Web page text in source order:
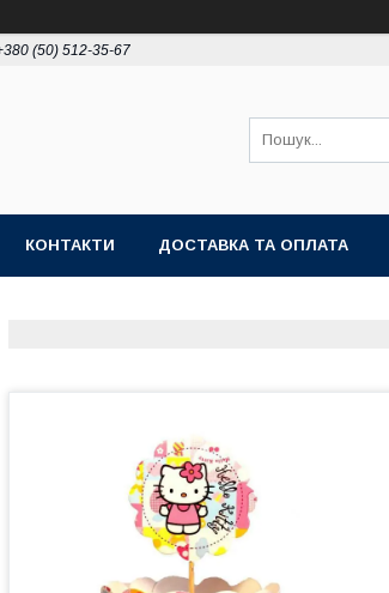
(50) 512-35-67
КОНТАКТИ ДОСТАВКА ТА ОПЛАТА